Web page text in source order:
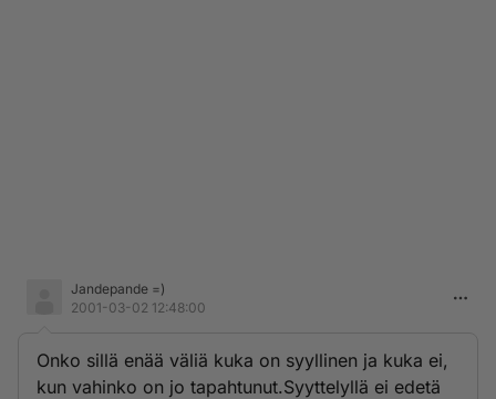
Jandepande =)
2001-03-02 12:48:00
Onko sillä enää väliä kuka on syyllinen ja kuka ei,
kun vahinko on jo tapahtunut.Syyttelyllä ei edetä